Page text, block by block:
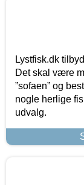
Lystfisk.dk
Det skal være
”sofaen” og
nogle herlige
udvalg.